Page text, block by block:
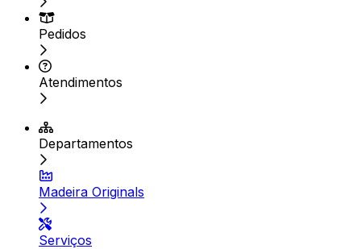
Pedidos
Atendimentos
Departamentos
Madeira Originals
Serviços